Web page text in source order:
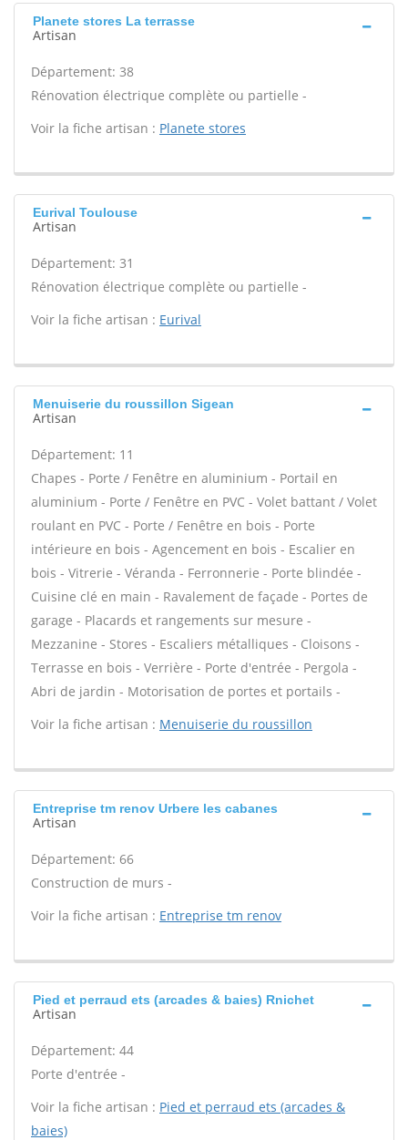
Planete stores La terrasse
Artisan
Département: 38
Rénovation électrique complète ou partielle -
Voir la fiche artisan : Planete stores
Eurival Toulouse
Artisan
Département: 31
Rénovation électrique complète ou partielle -
Voir la fiche artisan : Eurival
Menuiserie du roussillon Sigean
Artisan
Département: 11
Chapes - Porte / Fenêtre en aluminium - Portail en
aluminium - Porte / Fenêtre en PVC - Volet battant / Volet
roulant en PVC - Porte / Fenêtre en bois - Porte
intérieure en bois - Agencement en bois - Escalier en
bois - Vitrerie - Véranda - Ferronnerie - Porte blindée -
Cuisine clé en main - Ravalement de façade - Portes de
garage - Placards et rangements sur mesure -
Mezzanine - Stores - Escaliers métalliques - Cloisons -
Terrasse en bois - Verrière - Porte d'entrée - Pergola -
Abri de jardin - Motorisation de portes et portails -
Voir la fiche artisan : Menuiserie du roussillon
Entreprise tm renov Urbere les cabanes
Artisan
Département: 66
Construction de murs -
Voir la fiche artisan : Entreprise tm renov
Pied et perraud ets (arcades & baies) Rnichet
Artisan
Département: 44
Porte d'entrée -
Voir la fiche artisan : Pied et perraud ets (arcades &
baies)